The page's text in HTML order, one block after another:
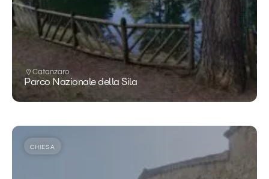
Catanzaro
Parco Nazionale della Sila
CHIESA